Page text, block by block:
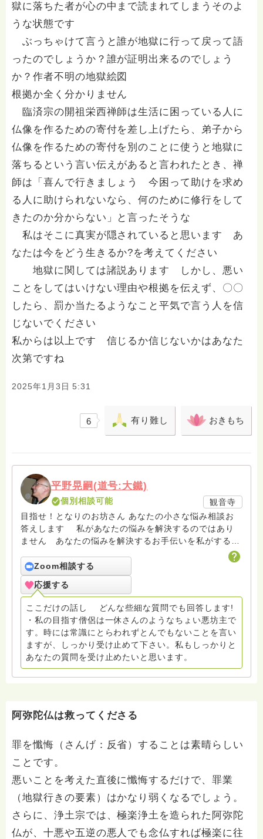
獄に落ちた者が心の中まで読まれてしまうそのよ
うな状態です
ぶっちゃけて言うと誰が地獄に行って戻って語
ったのでしょうか？誰が証明出来るのでしょう
か？作者不明の地獄絵図
根拠か全く分かりません
臨済宗の開祖栄西禅師は生活に困っている人に
仏像を作るための寄付を差し上げたら、弟子から
仏像を作るための寄付を別のことに使うと地獄に
落ちるという言い伝えがあると言われたとき、禅
師は「喜んで行きましょう 今困って助けを求め
る人に助けられないなら、何のために修行をして
きたのか分からない」と言ったそうな
私はそこに真実が隠されていると思います あ
なたは今をどう生きるか?を考えてください
地獄に関しては諸説あります しかし、悪い
ことをしてはいけない理由や根拠を伝えず、〇〇
したら、罰か当たるようなこと平気で言う人を信
じないでください
私からは以上です 信じるか信じないかはあなた
次第ですね
2025年1月3日 5:31
6 有り難し おきもち
平野晃嗣(道号:大鐵)
個別相談可能
観音寺
目指せ！となりのお坊さん あなたの小さな悩み相談お
答えします 私があなたの悩みを解決するのではあり
ません あなたの悩みを解決するお手伝いを私がするの
です ちょい悪坊主を目指しています。尊敬する人は一
休さん。
Zoom相談する
応援する
ここだけの話し どんな些細な質問でも回答します!
・私の目指す僧侶は一休さんのようなちょい悪坊主で
す。時には常識にとらわれずとんでもないことを言い
ますが、しっかり受け止めて下さい。私もしっかりと
あなたの質問を受け止めたいと思います。
阿弥陀仏は救ってくださる
罪を懺悔（さんげ：反省）することは素晴らしい
ことです。
悪いことを考えた直後に懺悔するだけで、罪業
（地獄行きの要素）はかなり弱くなるでしょう。
さらに、浄土宗では、極楽浄土を造られた阿弥陀
仏が、十悪や五逆の悪人でも念仏すれば極楽に往